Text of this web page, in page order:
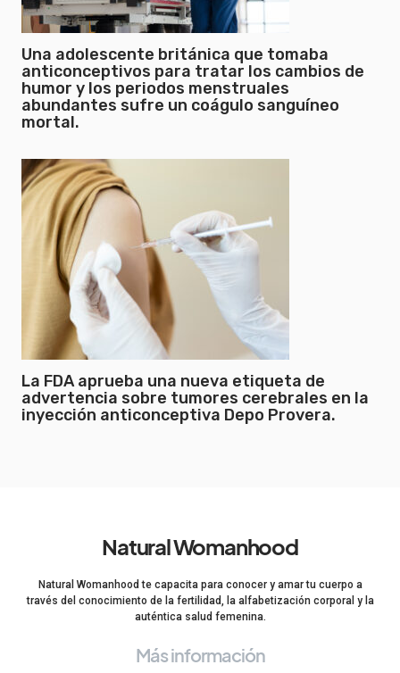
Una adolescente británica que tomaba
anticonceptivos para tratar los cambios de
humor y los periodos menstruales
abundantes sufre un coágulo sanguíneo
mortal.
La FDA aprueba una nueva etiqueta de
advertencia sobre tumores cerebrales en la
inyección anticonceptiva Depo Provera.
Natural Womanhood
Natural Womanhood te capacita para conocer y amar tu cuerpo a
través del conocimiento de la fertilidad, la alfabetización corporal y la
auténtica salud femenina.
Más información